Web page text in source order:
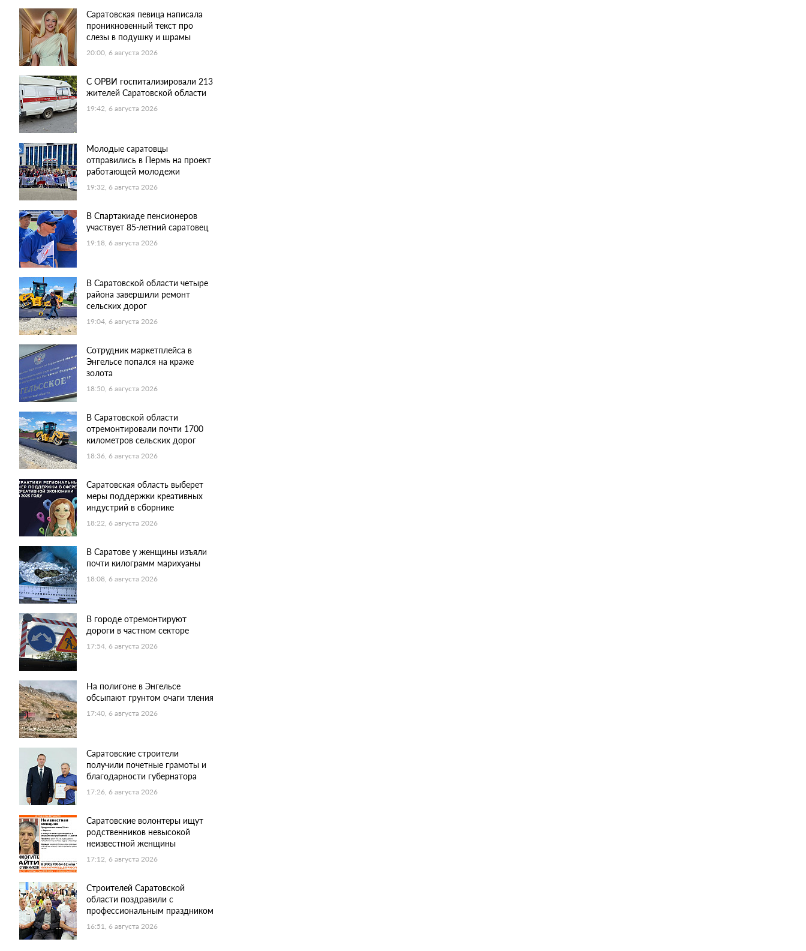
Саратовская певица написала
проникновенный текст про
слезы в подушку и шрамы
20:00, 6 августа 2026
С ОРВИ госпитализировали 213
жителей Саратовской области
19:42, 6 августа 2026
Молодые саратовцы
отправились в Пермь на проект
работающей молодежи
19:32, 6 августа 2026
В Спартакиаде пенсионеров
участвует 85-летний саратовец
19:18, 6 августа 2026
В Саратовской области четыре
района завершили ремонт
сельских дорог
19:04, 6 августа 2026
Сотрудник маркетплейса в
Энгельсе попался на краже
золота
18:50, 6 августа 2026
В Саратовской области
отремонтировали почти 1700
километров сельских дорог
18:36, 6 августа 2026
Саратовская область выберет
меры поддержки креативных
индустрий в сборнике
18:22, 6 августа 2026
В Саратове у женщины изъяли
почти килограмм марихуаны
18:08, 6 августа 2026
В городе отремонтируют
дороги в частном секторе
17:54, 6 августа 2026
На полигоне в Энгельсе
обсыпают грунтом очаги тления
17:40, 6 августа 2026
Саратовские строители
получили почетные грамоты и
благодарности губернатора
17:26, 6 августа 2026
Саратовские волонтеры ищут
родственников невысокой
неизвестной женщины
17:12, 6 августа 2026
Строителей Саратовской
области поздравили с
профессиональным праздником
16:51, 6 августа 2026